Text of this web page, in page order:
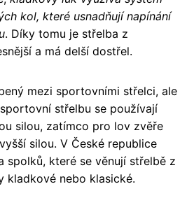
kol, které usnadňují napínání
. Díky tomu je střelba z
a má delší dostřel.
mezi sportovními střelci, ale
střelbu se používají
silou, zatímco pro lov zvěře
silou. V České republice
spolků, které se věnují střelbě z
kladkové nebo klasické.